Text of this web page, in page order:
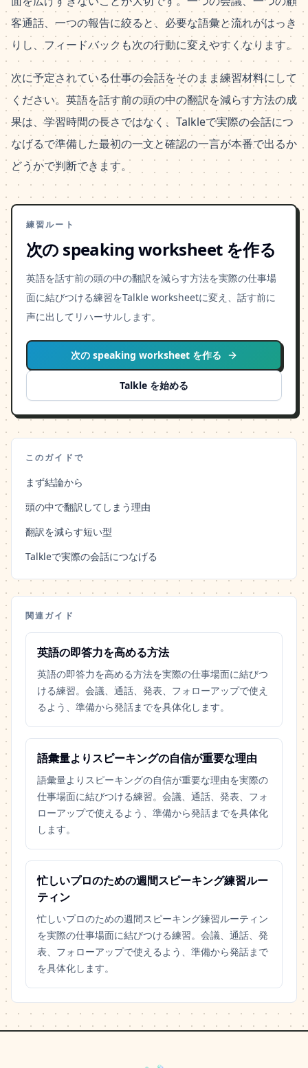
客通話、一つの報告に絞ると、必要な語彙と流れがはっき
りし、フィードバックも次の行動に変えやすくなります。
次に予定されている仕事の会話をそのまま練習材料にして
ください。英語を話す前の頭の中の翻訳を減らす方法の成
果は、学習時間の長さではなく、Talkleで実際の会話につ
なげるで準備した最初の一文と確認の一言が本番で出るか
どうかで判断できます。
練習ルート
次の speaking worksheet を作る
英語を話す前の頭の中の翻訳を減らす方法を実際の仕事場
面に結びつける練習をTalkle worksheetに変え、話す前に
声に出してリハーサルします。
次の speaking worksheet を作る
Talkle を始める
このガイドで
まず結論から
頭の中で翻訳してしまう理由
翻訳を減らす短い型
Talkleで実際の会話につなげる
関連ガイド
英語の即答力を高める方法
英語の即答力を高める方法を実際の仕事場面に結びつ
ける練習。会議、通話、発表、フォローアップで使え
るよう、準備から発話までを具体化します。
語彙量よりスピーキングの自信が重要な理由
語彙量よりスピーキングの自信が重要な理由を実際の
仕事場面に結びつける練習。会議、通話、発表、フォ
ローアップで使えるよう、準備から発話までを具体化
します。
忙しいプロのための週間スピーキング練習ルー
ティン
忙しいプロのための週間スピーキング練習ルーティン
を実際の仕事場面に結びつける練習。会議、通話、発
表、フォローアップで使えるよう、準備から発話まで
を具体化します。